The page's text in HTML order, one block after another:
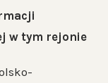
w tym rejonie